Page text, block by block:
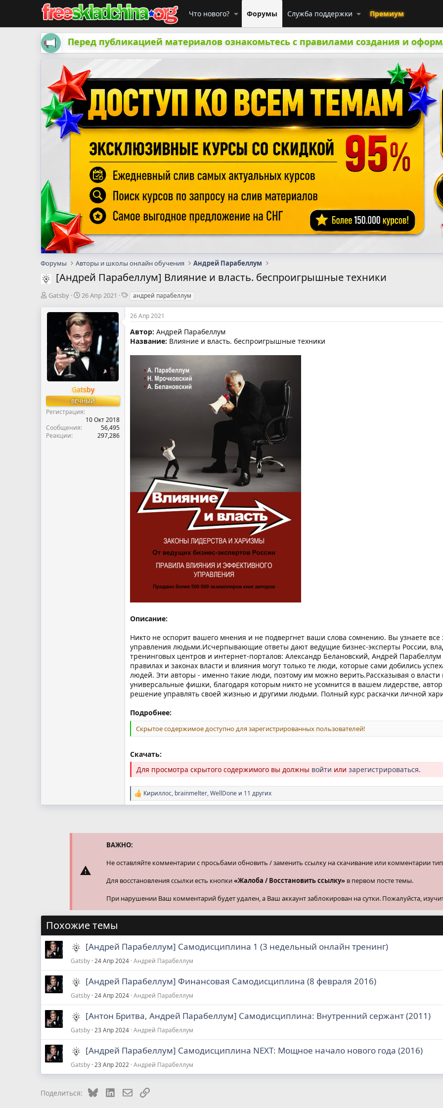
Что нового? Форумы Служба поддержки Премиум
Перед публикацией материалов ознакомьтесь с правилами создания и
Форумы Авторы и школы онлайн обучения Андрей Парабеллум
[Андрей Парабеллум] Влияние и власть. беспроигрышные техники
А
т
м
Gatsby
Д
т
а
н
а
ч
а
л
26 Апр 2021
Т
г
и
андрей парабеллум
Gatsby
ВЕЧНЫЙ
Регистрация
10 Окт 2018
Сообщения
56,495
Реакции
297,286
26 Апр 2021
Автор: Андрей Парабеллум
Название: Влияние и власть. беспроигрышные техники
Описание:
Никто не оспорит вашего мнения и не подвергнет ваши слова сомнению. Вы узнаете
управления людьми.Исчерпывающие ответы дают ведущие бизнес-эксперты России,
тренинговых центров и интернет-порталов: Александр Белановский, Андрей
правилах и законах власти и влияния могут только те люди, которые сами добились
людей. Эти авторы - именно такие люди, поэтому им можно верить.Рассказывая о
универсальные фишки, благодаря которым никто не усомнится в вашем лидерстве,
решение управлять своей жизнью и другими людьми. Полный курс раскачки личной
Подробнее:
Скрытое содержимое доступно для зарегистрированных пользователей!
Скачать:
Для просмотра скрытого содержимого вы должны войти или зарегистрироваться.
Р
е
и
Кириллос, brainmelter,WellDone и 11 других
ВАЖНО:
Не оставляйте комментарии с просьбами обновить / заменить ссылку на скачивание или комментарии
Для восстановления ссылки есть кнопки«Жалоба / Восстановить ссылку» в первом посте темы.
При нарушении Ваш комментарий будет удален, а Ваш аккаунт заблокирован на сутки. Пожалуйста,
Похожие темы
[Андрей Парабеллум] Самодисциплина 1 (3 недельный онлайн тренинг)
Gatsby 24 Апр 2024 Андрей Парабеллум
[Андрей Парабеллум] Финансовая Самодисциплина (8 февраля 2016)
Gatsby 24 Апр 2024 Андрей Парабеллум
[Антон Бритва, Андрей Парабеллум] Самодисциплина: Внутренний сержант (2011)
Gatsby 23 Апр 2024 Андрей Парабеллум
[Андрей Парабеллум] Самодисциплина NEXT: Мощное начало нового года (2016)
Gatsby 23 Апр 2022 Андрей Парабеллум
Поделиться: BlueskyLinkedInЭлектронная почта
Ссылка